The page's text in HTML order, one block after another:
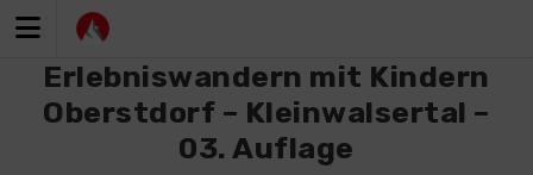
Inhalt
Erlebniswandern mit Kindern
Oberstdorf – Kleinwalsertal –
03. Auflage